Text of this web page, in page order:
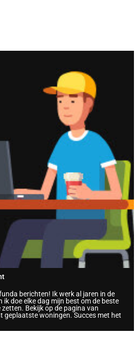
berichten! Ik werk al jaren in de
doe elke dag mijn best om de beste
Bekijk op de pagina van
geplaatste woningen. Succes met het